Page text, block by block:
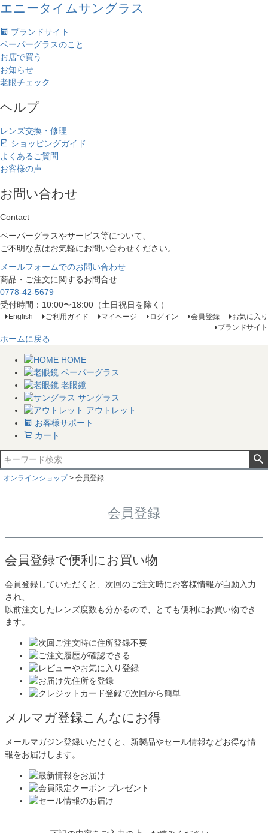
エニータイムサングラス
ブランドサイト
ペーパーグラスのこと
お店で買う
お知らせ
老眼チェック
ヘルプ
レンズ交換・修理
ショッピングガイド
よくあるご質問
お客様の声
お問い合わせ
Contact
ペーパーグラスやサービス等について、
ご不明な点はお気軽にお問い合わせください。
メールフォームでのお問い合わせ
商品・ご注文に関するお問合せ
0778-42-5679
受付時間：10:00〜18:00（土日祝日を除く）
English ご利用ガイド マイページ ログイン 会員登録
お気に入り
ブランドサイト
ホームに戻る
HOME
ペーパーグラス
老眼鏡
サングラス
アウトレット
お客様サポート
カート
オンラインショップ 会員登録
会員登録
会員登録で便利にお買い物
会員登録していただくと、次回のご注文時にお客様情報が自動入力
され、
以前注文したレンズ度数も分かるので、とても便利にお買い物でき
ます。
メルマガ登録こんなにお得
メールマガジン登録いただくと、新製品やセール情報などお得な情
報をお届けします。